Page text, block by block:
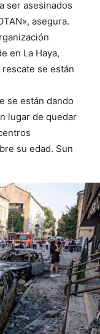
ser asesinados
asegura.
en La Haya,
se están
se están dando
lugar de quedar
su edad. Sun